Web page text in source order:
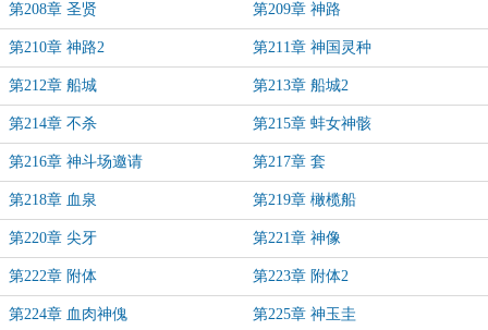
第208章 圣贤 第209章 神路
第210章 神路2 第211章 神国灵种
第212章 船城 第213章 船城2
第214章 不杀 第215章 蚌女神骸
第216章 神斗场邀请 第217章 套
第218章 血泉 第219章 橄榄船
第220章 尖牙 第221章 神像
第222章 附体 第223章 附体2
第224章 血肉神傀 第225章 神玉圭